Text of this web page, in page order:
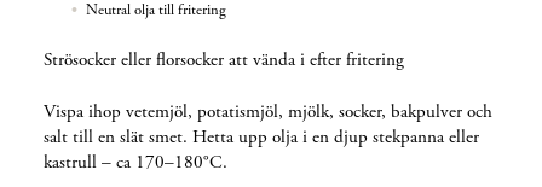
Neutral olja till fritering
Strösocker eller florsocker att vända i efter fritering
Vispa ihop vetemjöl, potatismjöl, mjölk, socker, bakpulver och
salt till en slät smet. Hetta upp olja i en djup stekpanna eller
kastrull – ca 170–180°C.